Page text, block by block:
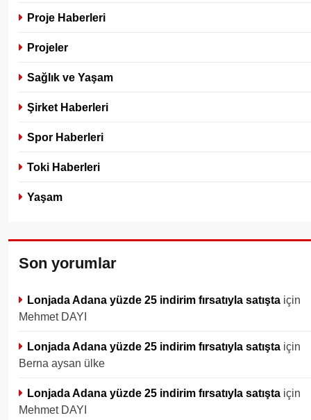
Proje Haberleri
Projeler
Sağlık ve Yaşam
Şirket Haberleri
Spor Haberleri
Toki Haberleri
Yaşam
Son yorumlar
Lonjada Adana yüzde 25 indirim fırsatıyla satışta için
Mehmet DAYI
Lonjada Adana yüzde 25 indirim fırsatıyla satışta için
Berna aysan ülke
Lonjada Adana yüzde 25 indirim fırsatıyla satışta için
Mehmet DAYI